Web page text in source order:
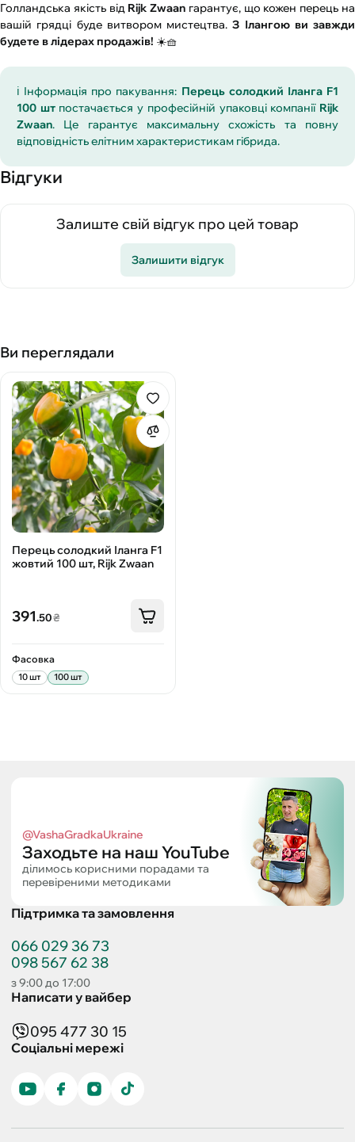
Голландська якість від Rijk Zwaan гарантує, що кожен перець на
вашій грядці буде витвором мистецтва.З Ілангою ви завжди
будете в лідерах продажів! ☀️🧺
ℹ️ Інформація про пакування: Перець солодкий Іланга F1
100 штпостачається у професійній упаковці компанії Rijk
Zwaan. Це гарантує максимальну схожість та повну
відповідність елітним характеристикам гібрида.
Відгуки
Залиште свій відгук про цей товар
Залишити відгук
Ви переглядали
Перець солодкий Іланга F1
жовтий 100 шт, Rijk Zwaan
391.50₴
Фасовка
10 шт 100 шт
@VashaGradkaUkraine
Заходьте на наш YouTube
ділимось корисними порадами та
перевіреними методиками
Підтримка та замовлення
066 029 36 73
098 567 62 38
з 9:00 до 17:00
Написати у вайбер
095 477 30 15
Соціальні мережі